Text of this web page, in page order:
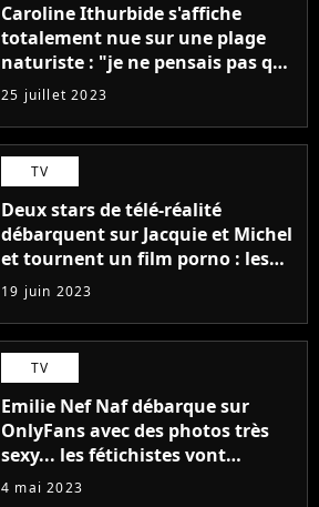
Caroline Ithurbide s'affiche
totalement nue sur une plage
naturiste : "je ne pensais pas que
j'arriverais à le faire..."
25 juillet 2023
TV
Deux stars de télé-réalité
débarquent sur Jacquie et Michel
et tournent un film porno : les
premières images du tournage
(exclu)
19 juin 2023
TV
Emilie Nef Naf débarque sur
OnlyFans avec des photos très
sexy... les fétichistes vont
prendre leur pied !
4 mai 2023